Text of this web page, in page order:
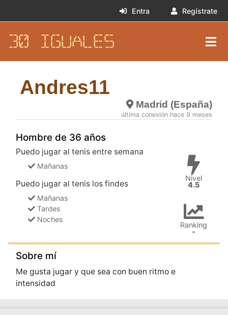
Entra Regístrate
30 IGUALES
Andres11
Madrid (España)
última conexión hace 9 meses
Hombre de 36 años
Puedo jugar al tenis entre semana
Mañanas
Puedo jugar al tenis los findes
Mañanas
Tardes
Noches
Nivel
4.5
Ranking
-
Sobre mí
Me gusta jugar y que sea con buen ritmo e
intensidad